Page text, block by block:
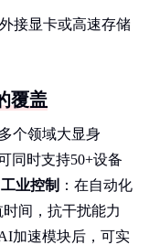
接显卡或高速存储
覆盖
个领域大显身
同时支持50+设备
工业控制 ：在自动化
间，抗干扰能力
加速模块后，可实